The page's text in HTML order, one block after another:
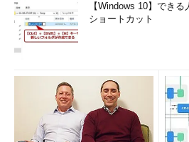
【Windows 10】でき
ショートカット